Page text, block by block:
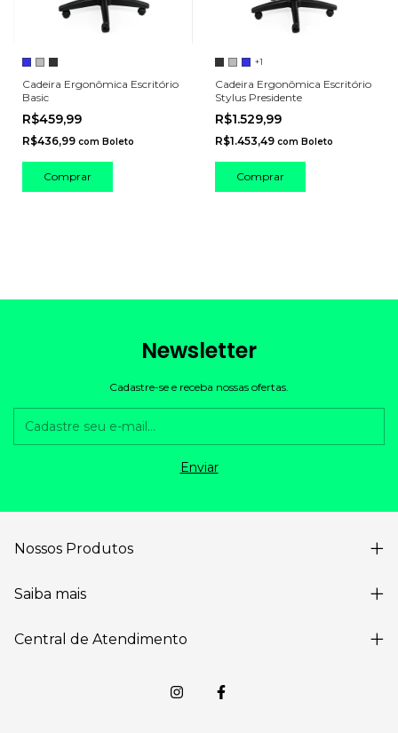
Cadeira Ergonômica Escritório
Basic
R$459,99
R$436,99 com Boleto
Comprar
+1
Cadeira Ergonômica Escritório
Stylus Presidente
R$1.529,99
R$1.453,49 com Boleto
Comprar
Newsletter
Cadastre-se e receba nossas ofertas.
Nossos Produtos
Saiba mais
Central de Atendimento